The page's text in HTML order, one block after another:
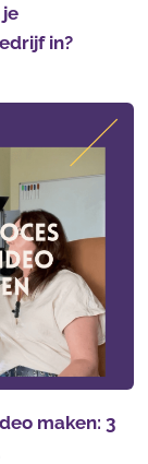
in?
maken: 3